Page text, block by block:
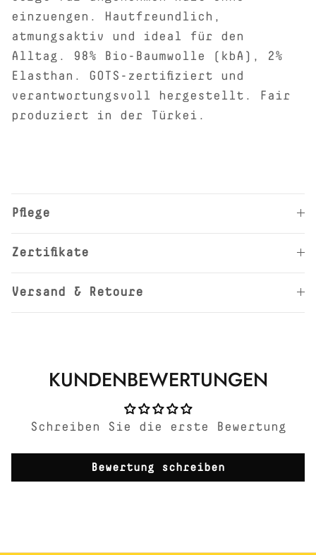
einzuengen. Hautfreundlich,
atmungsaktiv und ideal für den
Alltag. 98% Bio-Baumwolle (kbA), 2%
Elasthan. GOTS-zertifiziert und
verantwortungsvoll hergestellt. Fair
produziert in der Türkei.
Pflege
Zertifikate
Versand & Retoure
KUNDENBEWERTUNGEN
Schreiben Sie die erste Bewertung
Bewertung schreiben